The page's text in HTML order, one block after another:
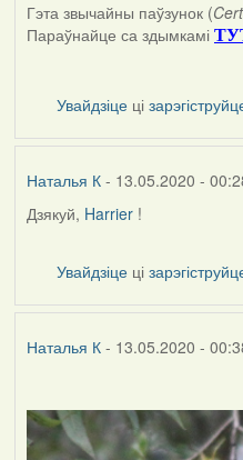
In
reply
Наталья
К
Гэта звычайны паўзунок (
Параўнайце са здымкамі
Увайдзіце ці
Наталья К- 13.05.2020 -
In
Harrier
Дзякуй, Harrier!
Увайдзіце ці
Наталья К- 13.05.2020 -